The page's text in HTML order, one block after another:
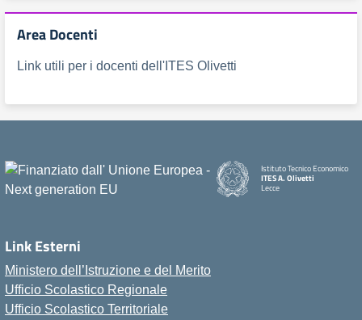
Area Docenti
Link utili per i docenti dell'ITES Olivetti
Istituto Tecnico Economico
ITES A. Olivetti
Lecce
Link Esterni
Ministero dell’Istruzione e del Merito
Ufficio Scolastico Regionale
Ufficio Scolastico Territoriale